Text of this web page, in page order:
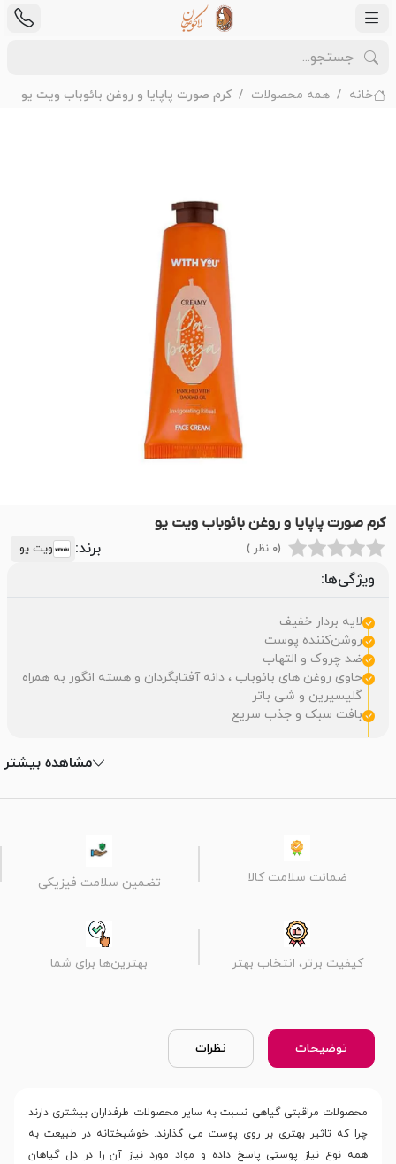
خانه همه محصولات کرم صورت پاپایا و روغن بائوباب ویت یو
کرم صورت پاپایا و روغن بائوباب ویت یو
(0 نظر ) برند: ویت یو
ویژگی‌ها:
لایه بردار خفیف
روشن‌کننده پوست
ضد چروک و التهاب
حاوی روغن های بائوباب ، دانه آفتابگردان و هسته انگور به همراه
گلیسیرین و شی باتر
بافت سبک و جذب سریع
مشاهده بیشتر
ضمانت سلامت کالا تضمین سلامت فیزیکی
کیفیت برتر، انتخاب بهتر بهترین‌ها برای شما
توضیحات نظرات
محصولات مراقبتی گیاهی نسبت به سایر محصولات طرفداران بیشتری دارند
چرا که تاثیر بهتری بر روی پوست می گذارند. خوشبختانه در طبیعت به
همه نوع نیاز پوستی پاسخ داده و مواد مورد نیاز آن را در دل گیاهان